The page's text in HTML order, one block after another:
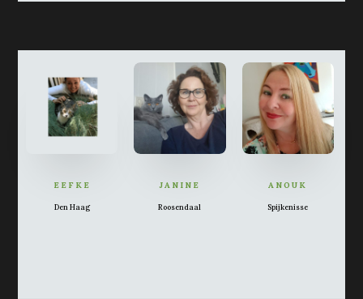
EEFKE
Den Haag
JANINE
Roosendaal
ANOUK
Spijkenisse